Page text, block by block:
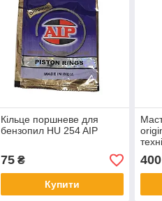
Кільце поршневе для
бензопил HU 254 AIP
75₴
Купити
400